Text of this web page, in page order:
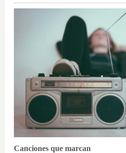
Canciones que marcan